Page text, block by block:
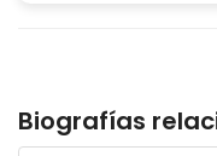
Biografías